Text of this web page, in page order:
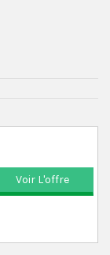
Voir L'offre